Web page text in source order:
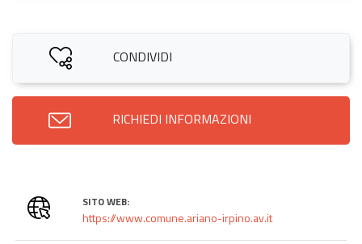
CONDIVIDI
RICHIEDI INFORMAZIONI
SITO WEB:
https://www.comune.ariano-irpino.av.it